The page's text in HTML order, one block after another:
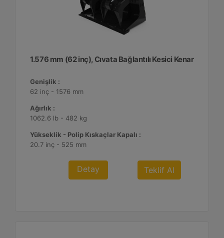
1.576 mm (62 inç), Cıvata Bağlantılı Kesici Kenar
Genişlik :
62 inç - 1576 mm
Ağırlık :
1062.6 lb - 482 kg
Yükseklik - Polip Kıskaçlar Kapalı :
20.7 inç - 525 mm
Detay Teklif Al